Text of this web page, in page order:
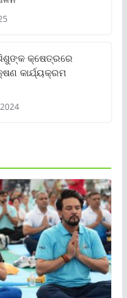
କ୍ଷେତ୍ରରେ
କାର୍ଯ୍ୟକ୍ରମ